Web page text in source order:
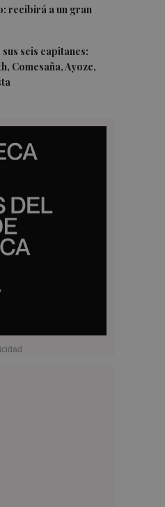
recibirá a un gran
seis capitanes:
Comesaña, Ayoze,